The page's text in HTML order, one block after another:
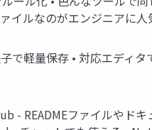
イルなのがエンジニアに
で軽量保存 • 対応エディ
- READMEファイルやド